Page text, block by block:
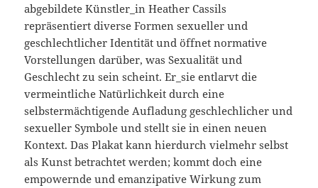
abgebildete Künstler_in Heather Cassils
repräsentiert diverse Formen sexueller und
geschlechtlicher Identität und öffnet normative
Vorstellungen darüber, was Sexualität und
Geschlecht zu sein scheint. Er_sie entlarvt die
vermeintliche Natürlichkeit durch eine
selbstermächtigende Aufladung geschlechlicher und
sexueller Symbole und stellt sie in einen neuen
Kontext. Das Plakat kann hierdurch vielmehr selbst
als Kunst betrachtet werden; kommt doch eine
empowernde und emanzipative Wirkung zum